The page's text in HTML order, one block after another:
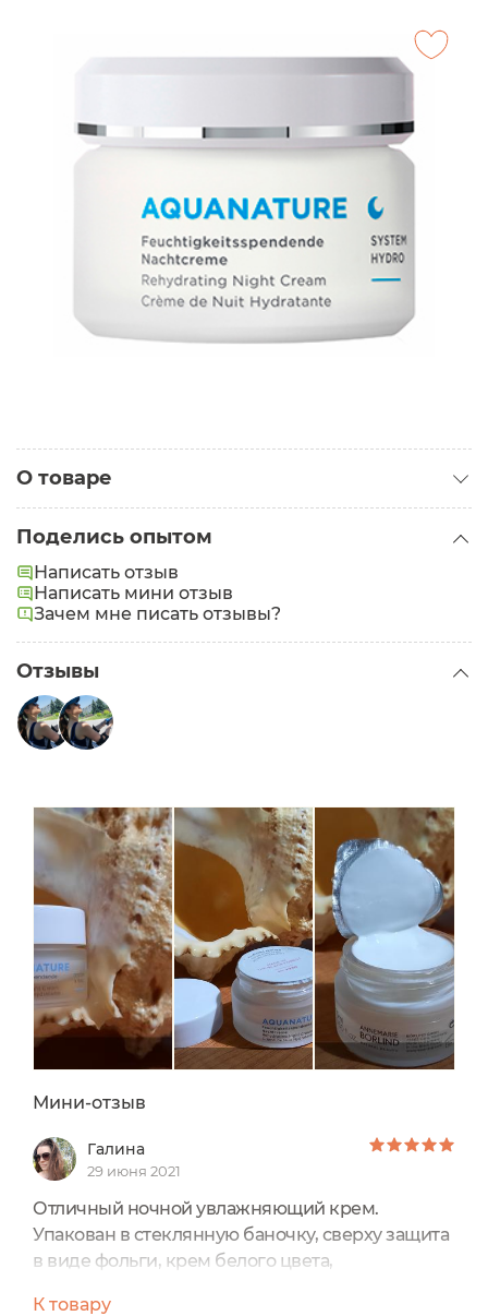
О товаре
Задачи:
Увлажнение
Поделись опытом
Написать отзыв
Написать мини отзыв
Зачем мне писать отзывы?
Отзывы
Мини-отзыв
Галина
29 июня 2021
Отличный ночной увлажняющий крем.
Упакован в стеклянную баночку, сверху защита
в виде фольги, крем белого цвета,
К товару